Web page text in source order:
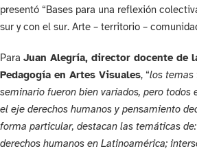
presentó “Bases para una reflexión
sur y con el sur. Arte – territorio –
Para Juan Alegría, director docente de
Pedagogía en Artes Visuales, “los temas
seminario fueron bien variados, pero todos
el eje derechos humanos y pensamiento
forma particular, destacan las temáticas
derechos humanos en Latinoamérica;